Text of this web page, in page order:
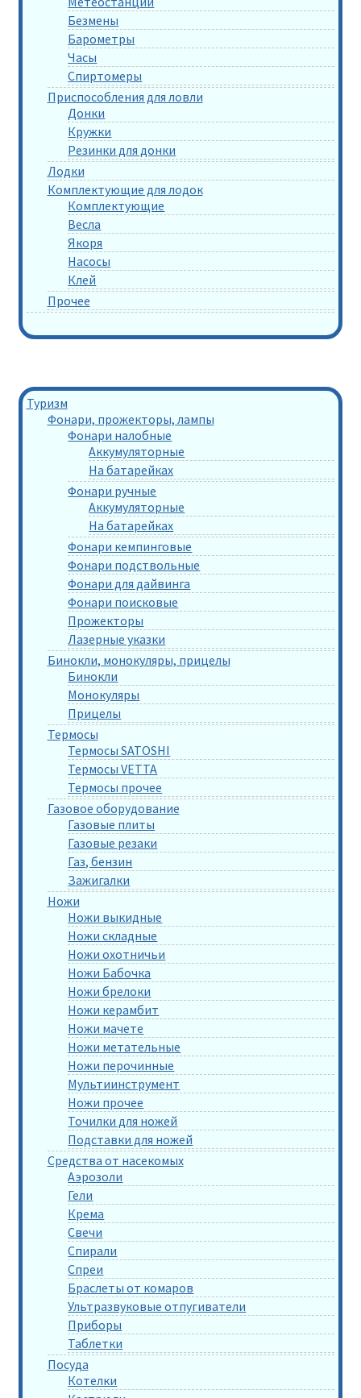
Безмены
Барометры
Часы
Спиртомеры
Приспособления для ловли
Донки
Кружки
Резинки для донки
Лодки
Комплектующие для лодок
Комплектующие
Весла
Якоря
Насосы
Клей
Прочее
Туризм
Фонари, прожекторы, лампы
Фонари налобные
Аккумуляторные
На батарейках
Фонари ручные
Аккумуляторные
На батарейках
Фонари кемпинговые
Фонари подствольные
Фонари для дайвинга
Фонари поисковые
Прожекторы
Лазерные указки
Бинокли, монокуляры, прицелы
Бинокли
Монокуляры
Прицелы
Термосы
Термосы SATOSHI
Термосы VETTA
Термосы прочее
Газовое оборудование
Газовые плиты
Газовые резаки
Газ, бензин
Зажигалки
Ножи
Ножи выкидные
Ножи складные
Ножи охотничьи
Ножи Бабочка
Ножи брелоки
Ножи керамбит
Ножи мачете
Ножи метательные
Ножи перочинные
Мультиинструмент
Ножи прочее
Точилки для ножей
Подставки для ножей
Средства от насекомых
Аэрозоли
Гели
Крема
Свечи
Спирали
Спреи
Браслеты от комаров
Ультразвуковые отпугиватели
Приборы
Таблетки
Посуда
Котелки